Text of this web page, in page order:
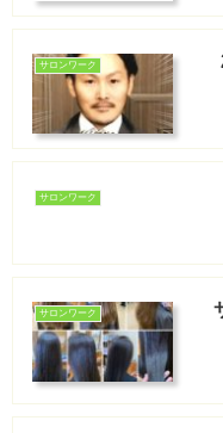
サロンワーク
サロンワーク
サロンワーク